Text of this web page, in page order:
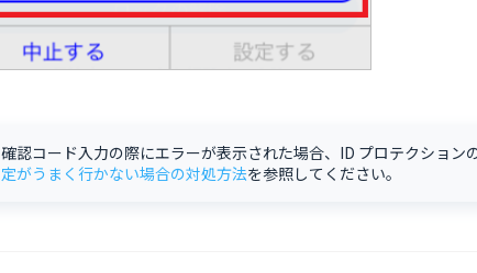
確認コード入力の際にエラーが表示された場合、ID プロテクション
定がうまく行かない場合の対処方法を参照してください。